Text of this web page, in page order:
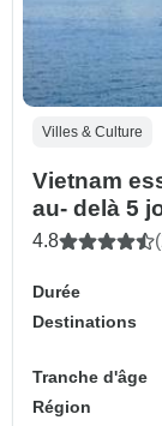
Villes & Culture
Vietnam
au- delà 5
4.8
Durée
Destinations
Tranche d'âge
Région